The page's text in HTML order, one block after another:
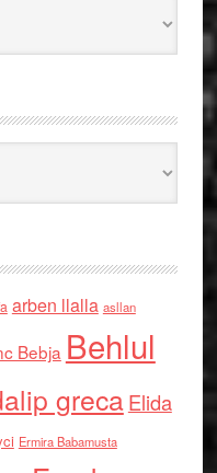
arben llalla asllan
Bebja Behlul
grecaElida
Ermira Babamusta